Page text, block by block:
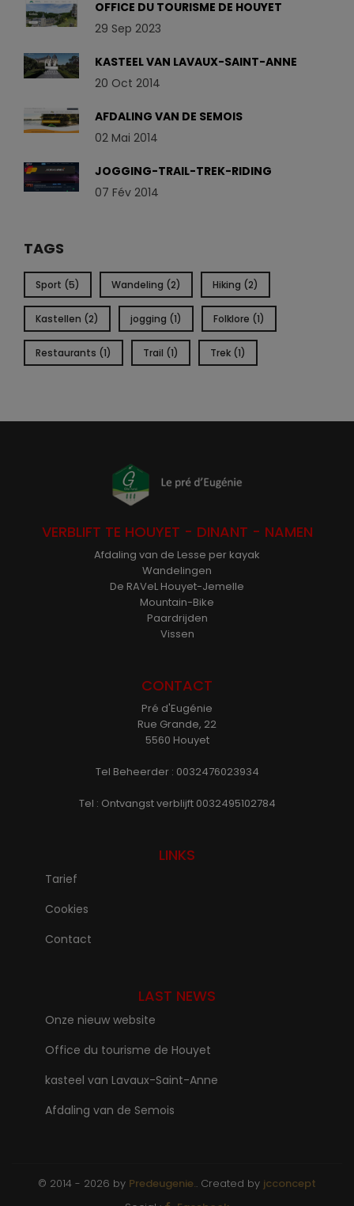
OFFICE DU TOURISME DE HOUYET
29 Sep 2023
KASTEEL VAN LAVAUX-SAINT-ANNE
20 Oct 2014
AFDALING VAN DE SEMOIS
02 Mai 2014
JOGGING-TRAIL-TREK-RIDING
07 Fév 2014
TAGS
Sport (5) Wandeling (2) Hiking (2)
Kastellen (2) jogging (1) Folklore (1)
Restaurants (1) Trail (1) Trek (1)
VERBLIFT TE HOUYET - DINANT - NAMEN
Afdaling van de Lesse per kayak
Wandelingen
De RAVeL Houyet-Jemelle
Mountain-Bike
Paardrijden
Vissen
CONTACT
Pré d'Eugénie
Rue Grande, 22
5560 Houyet
Tel Beheerder : 0032476023934
Tel : Ontvangst verblijft 0032495102784
LINKS
Tarief
Cookies
Contact
LAST NEWS
Onze nieuw website
Office du tourisme de Houyet
kasteel van Lavaux-Saint-Anne
Afdaling van de Semois
© 2014 - 2026 by Predeugenie.. Created by jcconcept